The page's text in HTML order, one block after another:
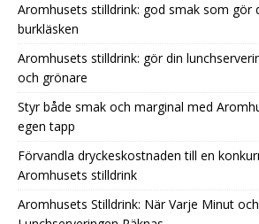
Aromhusets stilldrink: god smak som gör
burkläsken
Aromhusets stilldrink: gör din
och grönare
Styr både smak och marginal med
egen tapp
Förvandla dryckeskostnaden till en
Aromhusets stilldrink
Aromhusets Stilldrink: När Varje Minut